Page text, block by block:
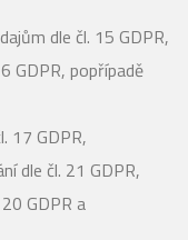
dle čl. 15 GDPR,
GDPR, popřípadě
17 GDPR,
dle čl. 21 GDPR,
GDPR a